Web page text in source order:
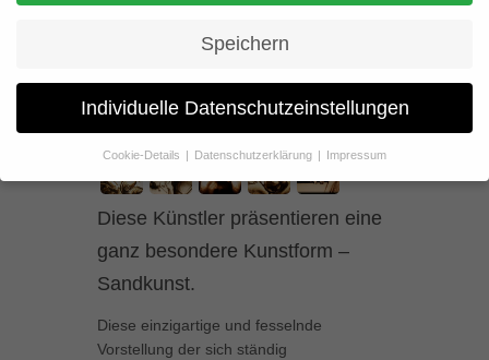
Diese Künstler präsentieren eine
ganz besondere Kunstform –
Sandkunst.
Diese einzigartige und fesselnde
Vorstellung der sich ständig
Speichern
Individuelle Datenschutzeinstellungen
Cookie-Details Datenschutzerklärung Impressum
Datenschutzeinstellungen
Wenn Sie unter 16 Jahre alt sind und Ihre Zustimmung zu
Erziehungsberechtigten um Erlaubnis bitten.
Wir verwenden Cookies und andere Technologien auf unserer
helfen, diese Website und Ihre Erfahrung zu verbessern.
Personenbezogene Daten können verarbeitet werden (z. B. IP-